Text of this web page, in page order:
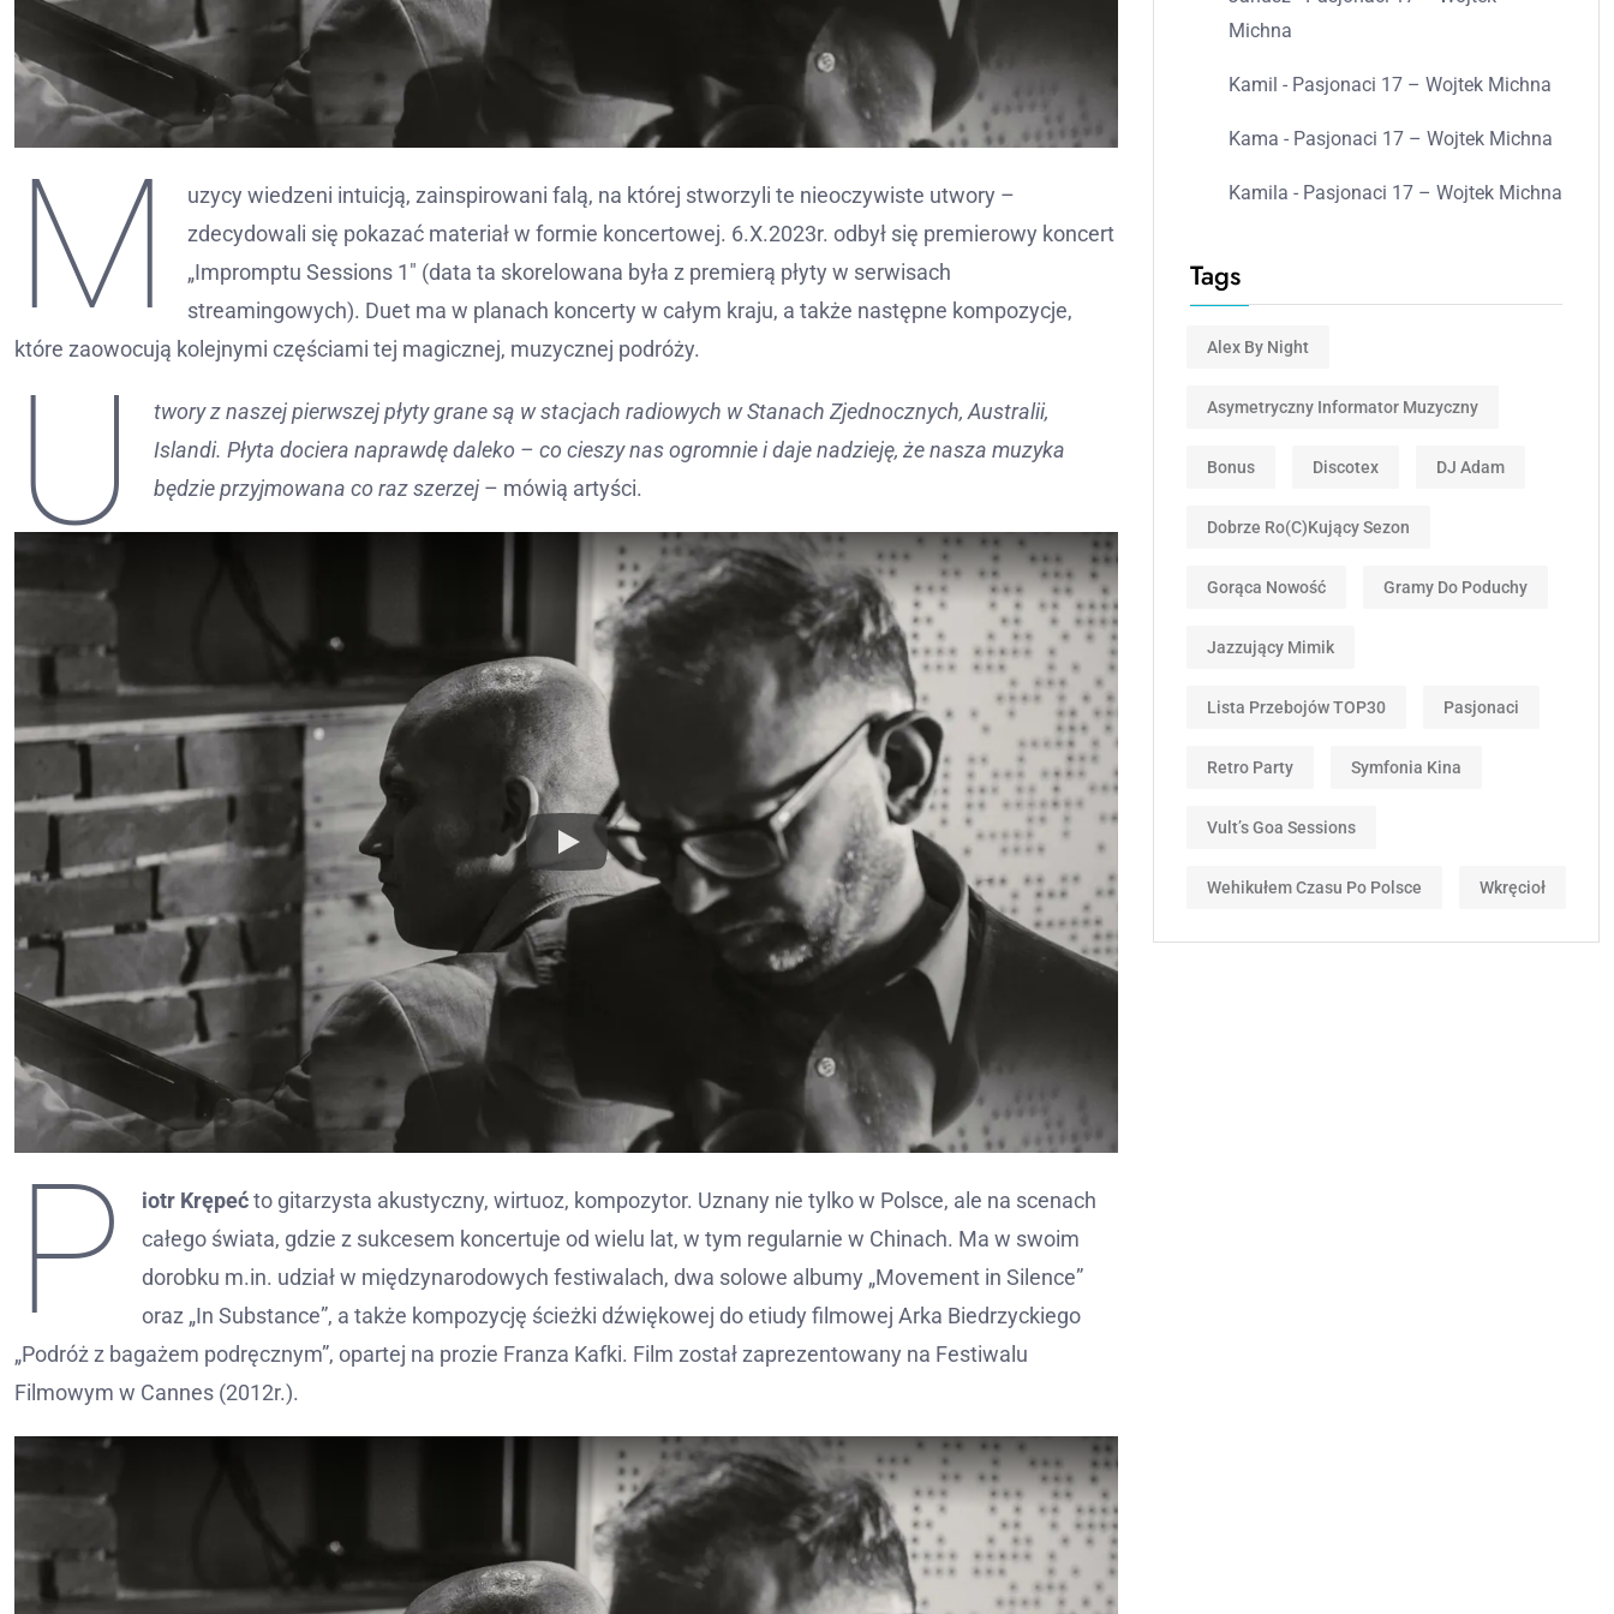
M
uzycy wiedzeni intuicją, zainspirowani falą, na której stworzyli te nieoczywiste utwory –
zdecydowali się pokazać materiał w formie koncertowej. 6.X.2023r. odbył się premierowy koncert
„Impromptu Sessions 1″ (data ta skorelowana była z premierą płyty w serwisach
streamingowych). Duet ma w planach koncerty w całym kraju, a także następne kompozycje,
które zaowocują kolejnymi częściami tej magicznej, muzycznej podróży.
U
twory z naszej pierwszej płyty grane są w stacjach radiowych w Stanach Zjednocznych, Australii,
Islandi. Płyta dociera naprawdę daleko – co cieszy nas ogromnie i daje nadzieję, że nasza muzyka
będzie przyjmowana co raz szerzej – mówią artyści.
P iotr Krępećto gitarzysta akustyczny, wirtuoz, kompozytor. Uznany nie tylko w Polsce, ale na scenach
całego świata, gdzie z sukcesem koncertuje od wielu lat, w tym regularnie w Chinach. Ma w swoim
dorobku m.in. udział w międzynarodowych festiwalach, dwa solowe albumy „Movement in Silence”
oraz „In Substance”, a także kompozycję ścieżki dźwiękowej do etiudy filmowej Arka Biedrzyckiego
„Podróż z bagażem podręcznym”, opartej na prozie Franza Kafki. Film został zaprezentowany na Festiwalu
Filmowym w Cannes (2012r.).
Michna
Kamil - Pasjonaci 17 – Wojtek Michna
Kama - Pasjonaci 17 – Wojtek Michna
Kamila - Pasjonaci 17 – Wojtek Michna
Tags
Alex By Night
Asymetryczny Informator Muzyczny
Bonus Discotex DJ Adam
Dobrze Ro(c)kujący Sezon
Gorąca Nowość Gramy Do Poduchy
Jazzujący Mimik
Lista Przebojów TOP30 Pasjonaci
Retro Party Symfonia Kina
Vult’s Goa Sessions
Wehikułem Czasu Po Polsce Wkręcioł